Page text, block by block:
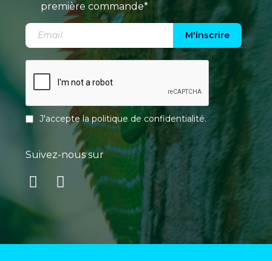
première commande*
M'inscrire
J'accepte lapolitique de confidentialité.
Suivez-nous sur